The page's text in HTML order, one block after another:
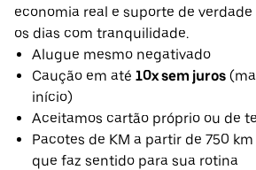
economia real e suporte de
os dias com tranquilidade.
Alugue mesmo negativado
Caução em até 10x sem juros
início)
Aceitamos cartão próprio ou de
Pacotes de KM a partir de 750
que faz sentido para sua rotina